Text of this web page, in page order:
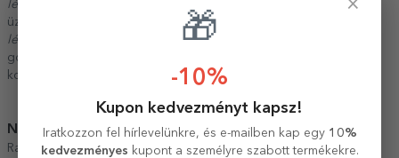
lépés:
Kattintson a minta szövegre, és szerkessze az egyéni
üzenetet.
lépés:
Ha befejezte a testreszabást, kattintson a „Befejezés”
gombra, válassza ki a termék formátumát, és tegye a terméket a
kosárba.
Notă:
Ramele negre, albe, rosii, aurii: sticla + rama din plastic.
×
🎁
-10%
Kupon kedvezményt kapsz!
Iratkozzon fel hírlevelünkre, és e-mailben kap egy 10%
kedvezményes kupont a személyre szabott termékekre.